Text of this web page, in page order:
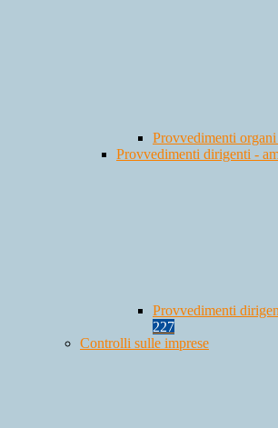
Provvedimenti
Provvedimenti dirigenti -
Provvedimenti
227
Controlli sulle imprese